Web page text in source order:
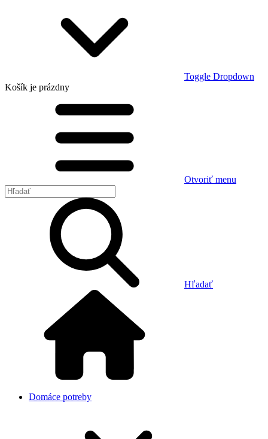
Toggle Dropdown
Košík je prázdny
Otvoriť menu
Hľadať
Domáce potreby